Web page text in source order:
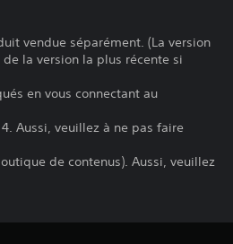
vendue séparément. (La version
la version la plus récente si
en vous connectant au
Aussi, veuillez à ne pas faire
de contenus). Aussi, veuillez